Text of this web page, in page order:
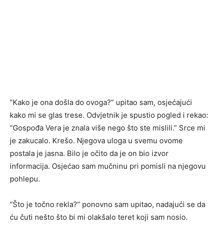
“Kako je ona došla do ovoga?” upitao sam, osjećajući
kako mi se glas trese. Odvjetnik je spustio pogled i rekao:
“Gospođa Vera je znala više nego što ste mislili.” Srce mi
je zakucalo. Krešo. Njegova uloga u svemu ovome
postala je jasna. Bilo je očito da je on bio izvor
informacija. Osjećao sam mučninu pri pomisli na njegovu
pohlepu.
“Što je točno rekla?” ponovno sam upitao, nadajući se da
ću čuti nešto što bi mi olakšalo teret koji sam nosio.